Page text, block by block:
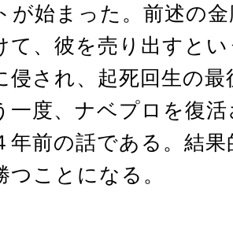
が始まった。前述の
て、彼を売り出すと
侵され、起死回生の
一度、ナベプロを復
年前の話である。結
つことになる。